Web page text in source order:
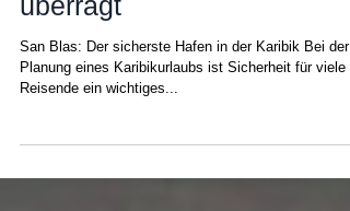
Sicherheit in der Karibik:
Warum San Blas den Rest
überragt
San Blas: Der sicherste Hafen in der Karibik Bei der